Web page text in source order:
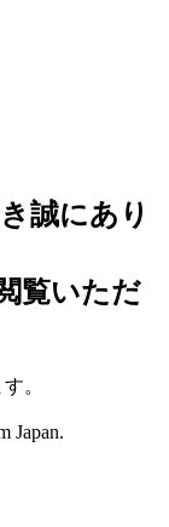
誠にあり
覧いただ
。
Japan.